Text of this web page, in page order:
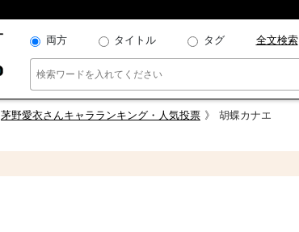
両方 タイトル タグ 全文検索
茅野愛衣さんキャラランキング・人気投票 胡蝶カナエ